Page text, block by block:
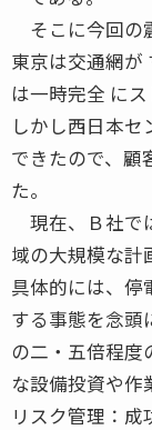
そこに今回の
東京は交通網が
は一時完全 にス
しかし西日本
できたので、顧
た。
現在、Ｂ社で
域の大規模な計
具体的には、停
する事態を念頭
の二・五倍程度
な設備投資や作
リスク管理：